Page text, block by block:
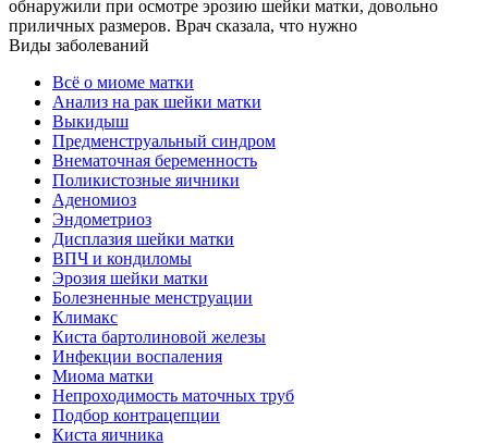
обнаружили при осмотре эрозию шейки матки, довольно
приличных размеров. Врач сказала, что нужно
Виды заболеваний
Всё о миоме матки
Анализ на рак шейки матки
Выкидыш
Предменструальный синдром
Внематочная беременность
Поликистозные яичники
Аденомиоз
Эндометриоз
Дисплазия шейки матки
ВПЧ и кондиломы
Эрозия шейки матки
Болезненные менструации
Климакс
Киста бартолиновой железы
Инфекции воспаления
Миома матки
Непроходимость маточных труб
Подбор контрацепции
Киста яичника